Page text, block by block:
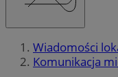
Wiadomości
Komunikacja